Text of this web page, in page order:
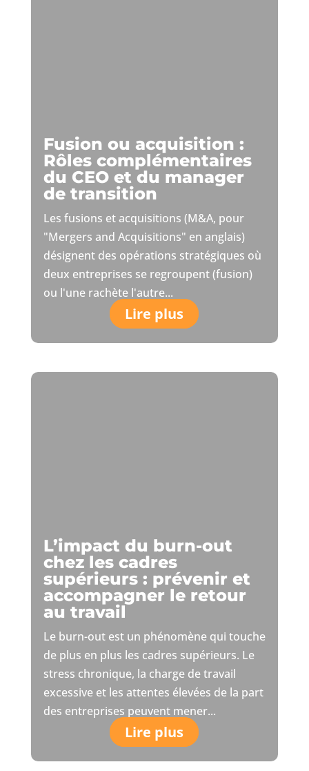
Fusion ou acquisition :
Rôles complémentaires
du CEO et du manager
de transition
Les fusions et acquisitions (M&A, pour
"Mergers and Acquisitions" en anglais)
désignent des opérations stratégiques où
deux entreprises se regroupent (fusion)
ou l'une rachète l'autre...
Lire plus
L’impact du burn-out
chez les cadres
supérieurs : prévenir et
accompagner le retour
au travail
Le burn-out est un phénomène qui touche
de plus en plus les cadres supérieurs. Le
stress chronique, la charge de travail
excessive et les attentes élevées de la part
des entreprises peuvent mener...
Lire plus